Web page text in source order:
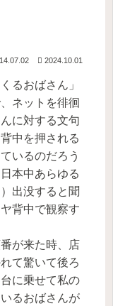
2024.10.01
るおばさん」
ネットを徘徊
に対する文句
中を押される
いるのだろう
本中あらゆる
出没すると聞
背中で観察す
が来た時、店
て驚いて後ろ
に乗せて私の
るおばさんが